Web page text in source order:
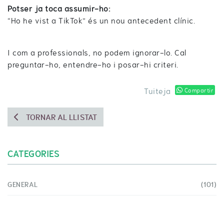
Potser ja toca assumir-ho:
“Ho he vist a TikTok” és un nou antecedent clínic.
I com a professionals, no podem ignorar-lo. Cal
preguntar-ho, entendre-ho i posar-hi criteri.
Tuiteja
Compartir
TORNAR AL LLISTAT
CATEGORIES
GENERAL (101)